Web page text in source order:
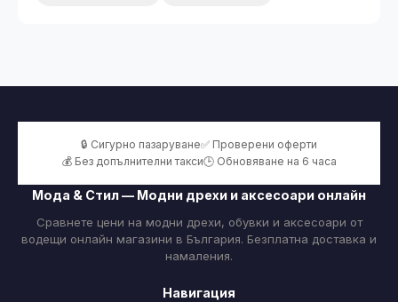
🔒 Сигурно пазаруване✅ Проверени оферти
💰 Без допълнителни такси🕒 Обновяване на 6 часа
Мода & Стил — Модни дрехи и аксесоари онлайн
Сравнете цени на модни дрехи, обувки и аксесоари от
водещи онлайн магазини в България. Безплатна доставка и
намаления.
Навигация